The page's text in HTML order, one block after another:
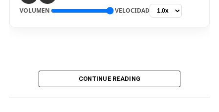
VOLUMEN VELOCIDAD
CONTINUE READING